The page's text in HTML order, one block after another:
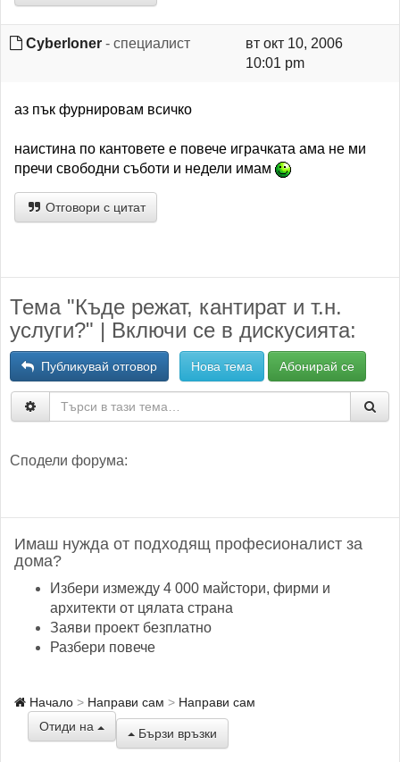
Cyberloner - специалист
вт окт 10, 2006
10:01 pm
аз пък фурнировам всичко
наистина по кантовете е повече играчката ама не ми
пречи свободни съботи и недели имам
Отговори с цитат
Тема "Къде режат, кантират и т.н.
услуги?" | Включи се в дискусията:
Публикувай отговор Нова тема Абонирай се
Сподели форума:
Имаш нужда от подходящ професионалист за
дома?
Избери измежду 4 000 майстори, фирми и
архитекти от цялата страна
Заяви проект безплатно
Разбери повече
Начало Направи сам
Направи сам
Отиди на
Бързи връзки